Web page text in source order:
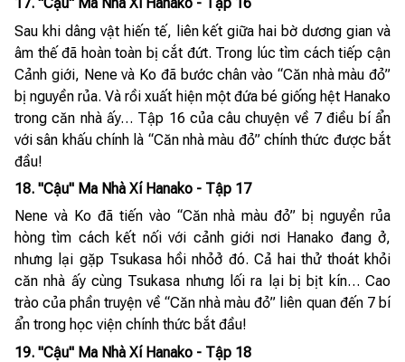
Sau khi dâng vật hiến tế, liên kết giữa hai bờ dương gian và
âm thế đã hoàn toàn bị cắt đứt. Trong lúc tìm cách tiếp cận
Cảnh giới, Nene và Ko đã bước chân vào “Căn nhà màu đỏ”
bị nguyền rủa. Và rồi xuất hiện một đứa bé giống hệt Hanako
trong căn nhà ấy… Tập 16 của câu chuyện về 7 điều bí ẩn
với sân khấu chính là “Căn nhà màu đỏ” chính thức được bắt
đầu!
18. "Cậu" Ma Nhà Xí Hanako - Tập 17
Nene và Ko đã tiến vào “Căn nhà màu đỏ” bị nguyền rủa
hòng tìm cách kết nối với cảnh giới nơi Hanako đang ở,
nhưng lại gặp Tsukasa hồi nhỏở đó. Cả hai thử thoát khỏi
căn nhà ấy cùng Tsukasa nhưng lối ra lại bị bịt kín… Cao
trào của phần truyện về “Căn nhà màu đỏ” liên quan đến 7 bí
ẩn trong học viện chính thức bắt đầu!
19. "Cậu" Ma Nhà Xí Hanako - Tập 18